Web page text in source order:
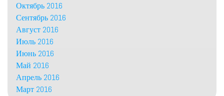
Октябрь 2016
Сентябрь 2016
Август 2016
Июль 2016
Июнь 2016
Май 2016
Апрель 2016
Март 2016